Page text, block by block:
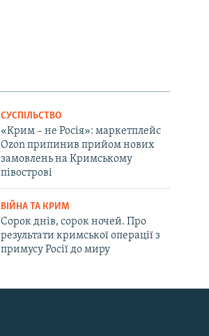
СУСПІЛЬСТВО
«Крим – не Росія»: маркетплейс
Ozon припинив прийом нових
замовлень на Кримському
півострові
ВІЙНА ТА КРИМ
Сорок днів, сорок ночей. Про
результати кримської операції з
примусу Росії до миру